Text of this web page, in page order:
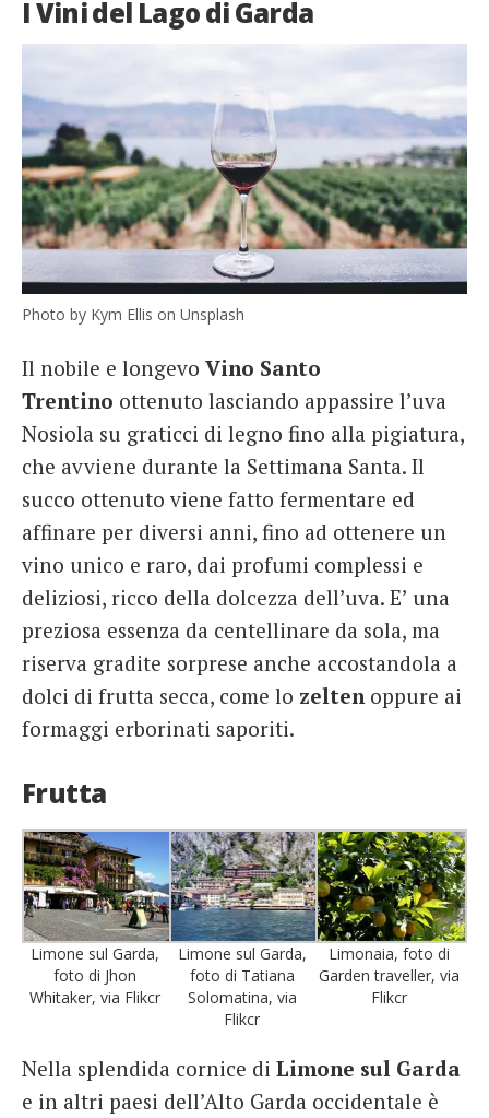
I Vini del Lago di Garda
Photo by Kym Ellis on Unsplash
Il nobile e longevo Vino Santo
Trentino ottenuto lasciando appassire l’uva
Nosiola su graticci di legno fino alla pigiatura,
che avviene durante la Settimana Santa. Il
succo ottenuto viene fatto fermentare ed
affinare per diversi anni, fino ad ottenere un
vino unico e raro, dai profumi complessi e
deliziosi, ricco della dolcezza dell’uva. E’ una
preziosa essenza da centellinare da sola, ma
riserva gradite sorprese anche accostandola a
dolci di frutta secca, come lo zeltenoppure ai
formaggi erborinati saporiti.
Frutta
Limone sul Garda,
foto di Jhon
Whitaker, via Flikcr
Limone sul Garda,
foto di Tatiana
Solomatina, via
Flikcr
Limonaia, foto di
Garden traveller, via
Flikcr
Nella splendida cornice di Limone sul Garda
e in altri paesi dell’Alto Garda occidentale è